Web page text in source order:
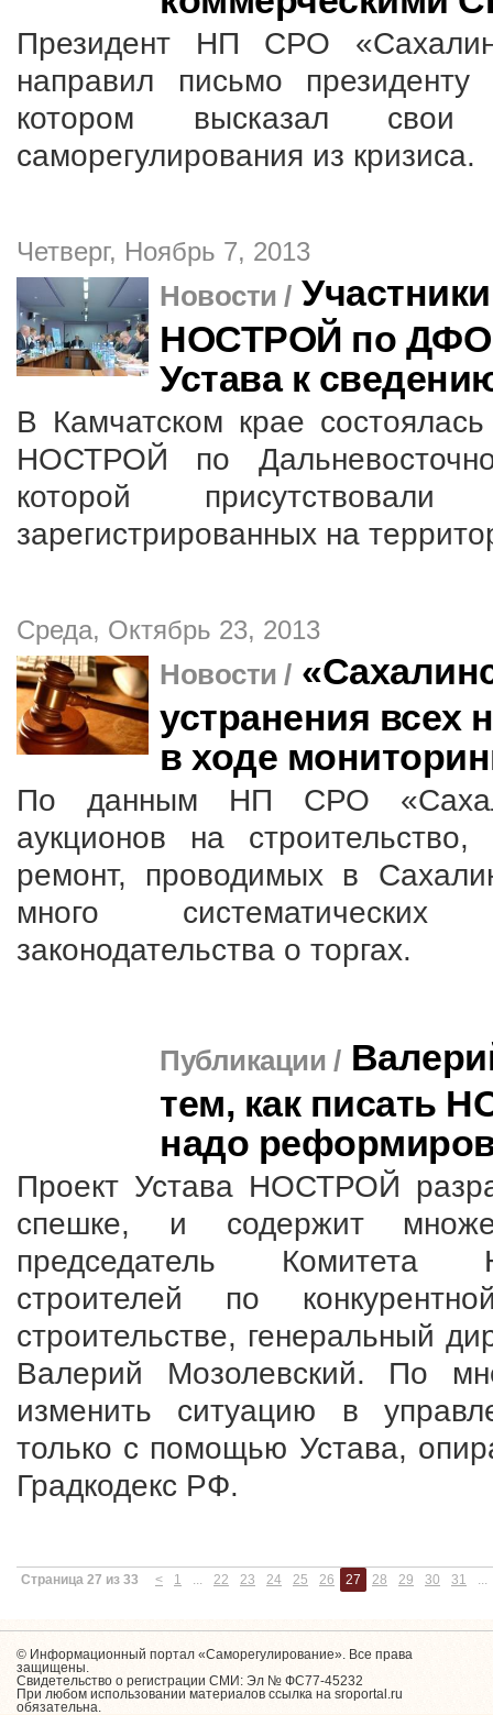
Президент НП СРО
направил письмо
котором высказал
саморегулирования из кризиса.
Четверг, Ноябрь 7, 2013
Новости /
НОСТРОЙ по ДФО
Устава к
В Камчатском крае
НОСТРОЙ по
которой
зарегистрированных на
Среда, Октябрь 23, 2013
Новости /
устранения
в ходе
По данным НП СРО
аукционов на
ремонт, проводимых в
много систематических
законодательства о торгах.
Публикации /
тем, как писать
надо
Проект Устава НОСТРОЙ
спешке, и содержит
председатель Комитета
строителей по
строительстве, генеральный
Валерий Мозолевский. По
изменить ситуацию в
только с помощью Устава,
Градкодекс РФ.
Страница 27 из 33 < 1 ... 22 23 24 25 26 27 28 29 30 31 ...
© Информационный портал «Саморегулирование». Все права
защищены.
Свидетельство о регистрации СМИ: Эл № ФС77-45232
При любом использовании материалов ссылка на sroportal.ru
обязательна.